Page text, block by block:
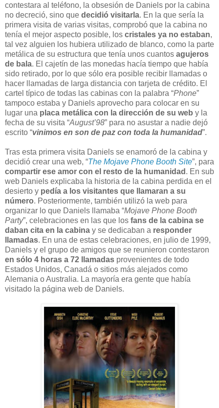
contestara al teléfono, la obsesión de Daniels por la cabina
no decreció, sino que decidió visitarla. En la que sería la
primera visita de varias visitas, comprobó que la cabina no
tenía el mejor aspecto posible, los cristales ya no estaban,
tal vez alguien los hubiera utilizado de blanco, como la parte
metálica de su estructura que tenía unos cuantos agujeros
de bala. El cajetín de las monedas hacía tiempo que había
sido retirado, por lo que sólo era posible recibir llamadas o
hacer llamadas de larga distancia con tarjeta de crédito. El
cartel típico de todas las cabinas con la palabra “Phone”
tampoco estaba y Daniels aprovecho para colocar en su
lugar una placa metálica con la dirección de su web y la
fecha de su visita “August’98” para no asustar a nadie dejó
escrito “vinimos en son de paz con toda la humanidad”.
Tras esta primera visita Daniels se enamoró de la cabina y
decidió crear una web, “The Mojave Phone Booth Site”, para
compartir ese amor con el resto de la humanidad . En sub
web Daniels explicaba la historia de la cabina perdida en el
desierto y pedía a los visitantes que llamaran a su
número. Posteriormente, también utilizó la web para
organizar lo que Daniels llamaba “Mojave Phone Booth
Party”, celebraciones en las que los fans de la cabina se
daban cita en la cabina y se dedicaban a responder
llamadas. En una de estas celebraciones, en julio de 1999,
Daniels y el grupo de amigos que se reunieron contestaron
en sólo 4 horas a 72 llamadas provenientes de todo
Estados Unidos, Canadá o sitios más alejados como
Alemania o Australia. La mayoría era gente que había
visitado la página web de Daniels.